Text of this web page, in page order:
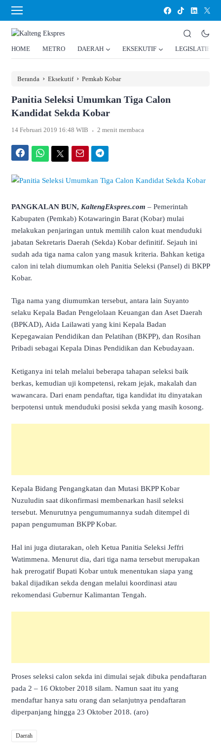
HOME METRO DAERAH EKSEKUTIF LEGISLATIF
Beranda › Eksekutif › Pemkab Kobar
Panitia Seleksi Umumkan Tiga Calon
Kandidat Sekda Kobar
14 Februari 2019 16:48 WIB . 2 menit membaca
PANGKALAN BUN, KaltengEkspres.com – Pemerintah
Kabupaten (Pemkab) Kotawaringin Barat (Kobar) mulai
melakukan penjaringan untuk memilih calon kuat menduduki
jabatan Sekretaris Daerah (Sekda) Kobar definitif. Sejauh ini
sudah ada tiga nama calon yang masuk kriteria. Bahkan ketiga
calon ini telah diumumkan oleh Panitia Seleksi (Pansel) di BKPP
Kobar.
Tiga nama yang diumumkan tersebut, antara lain Suyanto
selaku Kepala Badan Pengelolaan Keuangan dan Aset Daerah
(BPKAD), Aida Lailawati yang kini Kepala Badan
Kepegawaian Pendidikan dan Pelatihan (BKPP), dan Rosihan
Pribadi sebagai Kepala Dinas Pendidikan dan Kebudayaan.
Ketiganya ini telah melalui beberapa tahapan seleksi baik
berkas, kemudian uji kompetensi, rekam jejak, makalah dan
wawancara. Dari enam pendaftar, tiga kandidat itu dinyatakan
berpotensi untuk menduduki posisi sekda yang masih kosong.
Kepala Bidang Pengangkatan dan Mutasi BKPP Kobar
Nuzuludin saat dikonfirmasi membenarkan hasil seleksi
tersebut. Menurutnya pengumumannya sudah ditempel di
papan pengumuman BKPP Kobar.
Hal ini juga diutarakan, oleh Ketua Panitia Seleksi Jeffri
Watimmena. Menurut dia, dari tiga nama tersebut merupakan
hak prerogatif Bupati Kobar untuk menentukan siapa yang
bakal dijadikan sekda dengan melalui koordinasi atau
rekomendasi Gubernur Kalimantan Tengah.
Proses seleksi calon sekda ini dimulai sejak dibuka pendaftaran
pada 2 – 16 Oktober 2018 silam. Namun saat itu yang
mendaftar hanya satu orang dan selanjutnya pendaftaran
diperpanjang hingga 23 Oktober 2018. (aro)
Daerah